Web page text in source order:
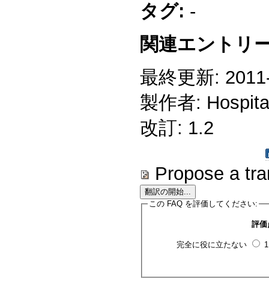
タグ: -
関連エントリ
最終更新:
製作者:
改訂: 1.2
Propose a
この FAQ を評価してください:
評価
完全に役に立たない